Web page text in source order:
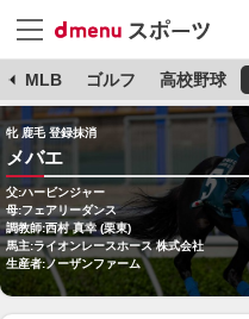
MLB ゴルフ 高校野球
牝 鹿毛 登録抹消
メバエ
父:ハービンジャー
母:フェアリーダンス
調教師:西村 真幸 (栗東)
馬主:ライオンレースホース 株式会社
生産者:ノーザンファーム